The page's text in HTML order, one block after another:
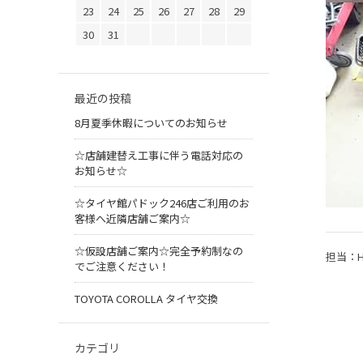
担当：
23 24 25 26 27 28
29
30
31
最近の投稿
8月夏季休暇についてのお知らせ
☆店舗建替え工事に伴う電話対応の
お知らせ☆
☆タイヤ館パドック246店ご利用のお
客様へ近隣店舗ご案内☆
☆仮設店舗ご案内☆完全予約制なの
でご注意ください！
TOYOTA COROLLA タイヤ交換
カテゴリ